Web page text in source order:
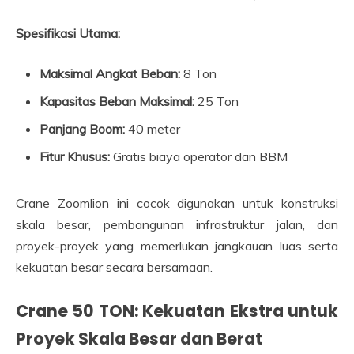
Spesifikasi Utama:
Maksimal Angkat Beban: 8 Ton
Kapasitas Beban Maksimal: 25 Ton
Panjang Boom: 40 meter
Fitur Khusus: Gratis biaya operator dan BBM
Crane Zoomlion ini cocok digunakan untuk konstruksi
skala besar, pembangunan infrastruktur jalan, dan
proyek-proyek yang memerlukan jangkauan luas serta
kekuatan besar secara bersamaan.
Crane 50 TON: Kekuatan Ekstra untuk
Proyek Skala Besar dan Berat